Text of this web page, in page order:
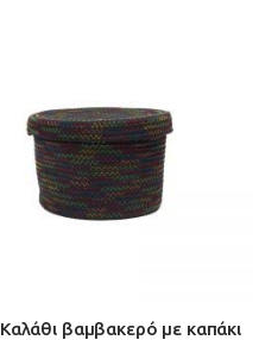
Καλάθι βαμβακερό με καπάκι